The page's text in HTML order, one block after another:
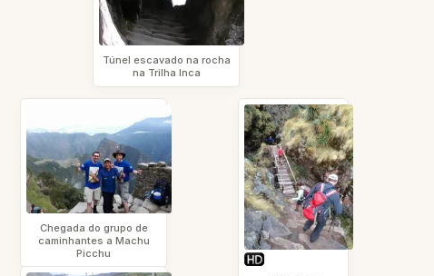
Túnel escavado na rocha
na Trilha Inca
Chegada do grupo de
caminhantes a Machu
Picchu